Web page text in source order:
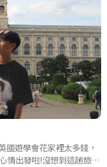
國遊學會花家裡太多錢，
情出發啦!沒想到這趟旅程